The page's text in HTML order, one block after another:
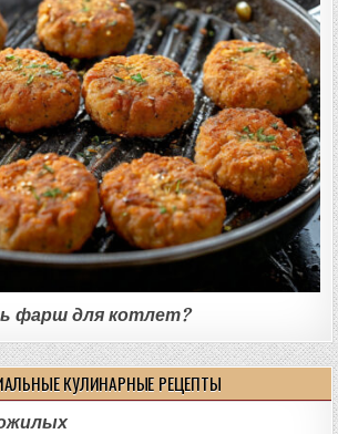
фарш для котлет?
КУЛИНАРНЫЕ РЕЦЕПТЫ